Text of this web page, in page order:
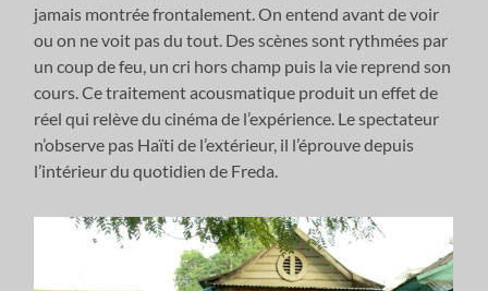
jamais montrée frontalement. On entend avant de voir
ou on ne voit pas du tout. Des scènes sont rythmées par
un coup de feu, un cri hors champ puis la vie reprend son
cours. Ce traitement acousmatique produit un effet de
réel qui relève du cinéma de l’expérience. Le spectateur
n’observe pas Haïti de l’extérieur, il l’éprouve depuis
l’intérieur du quotidien de Freda.